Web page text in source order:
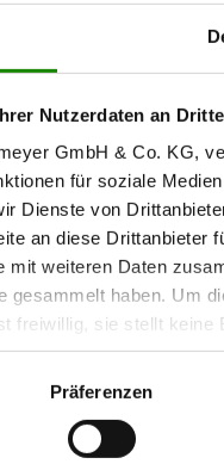
Nutzerdaten an
GmbH & Co. KG,
für soziale
Dienste von
an diese Drittanbieter
mit weiteren Daten
gesammelt haben. Um
freiwillig, sie stellt
Sie die Einstellungen
Webseite finden Sie
Präferenzen